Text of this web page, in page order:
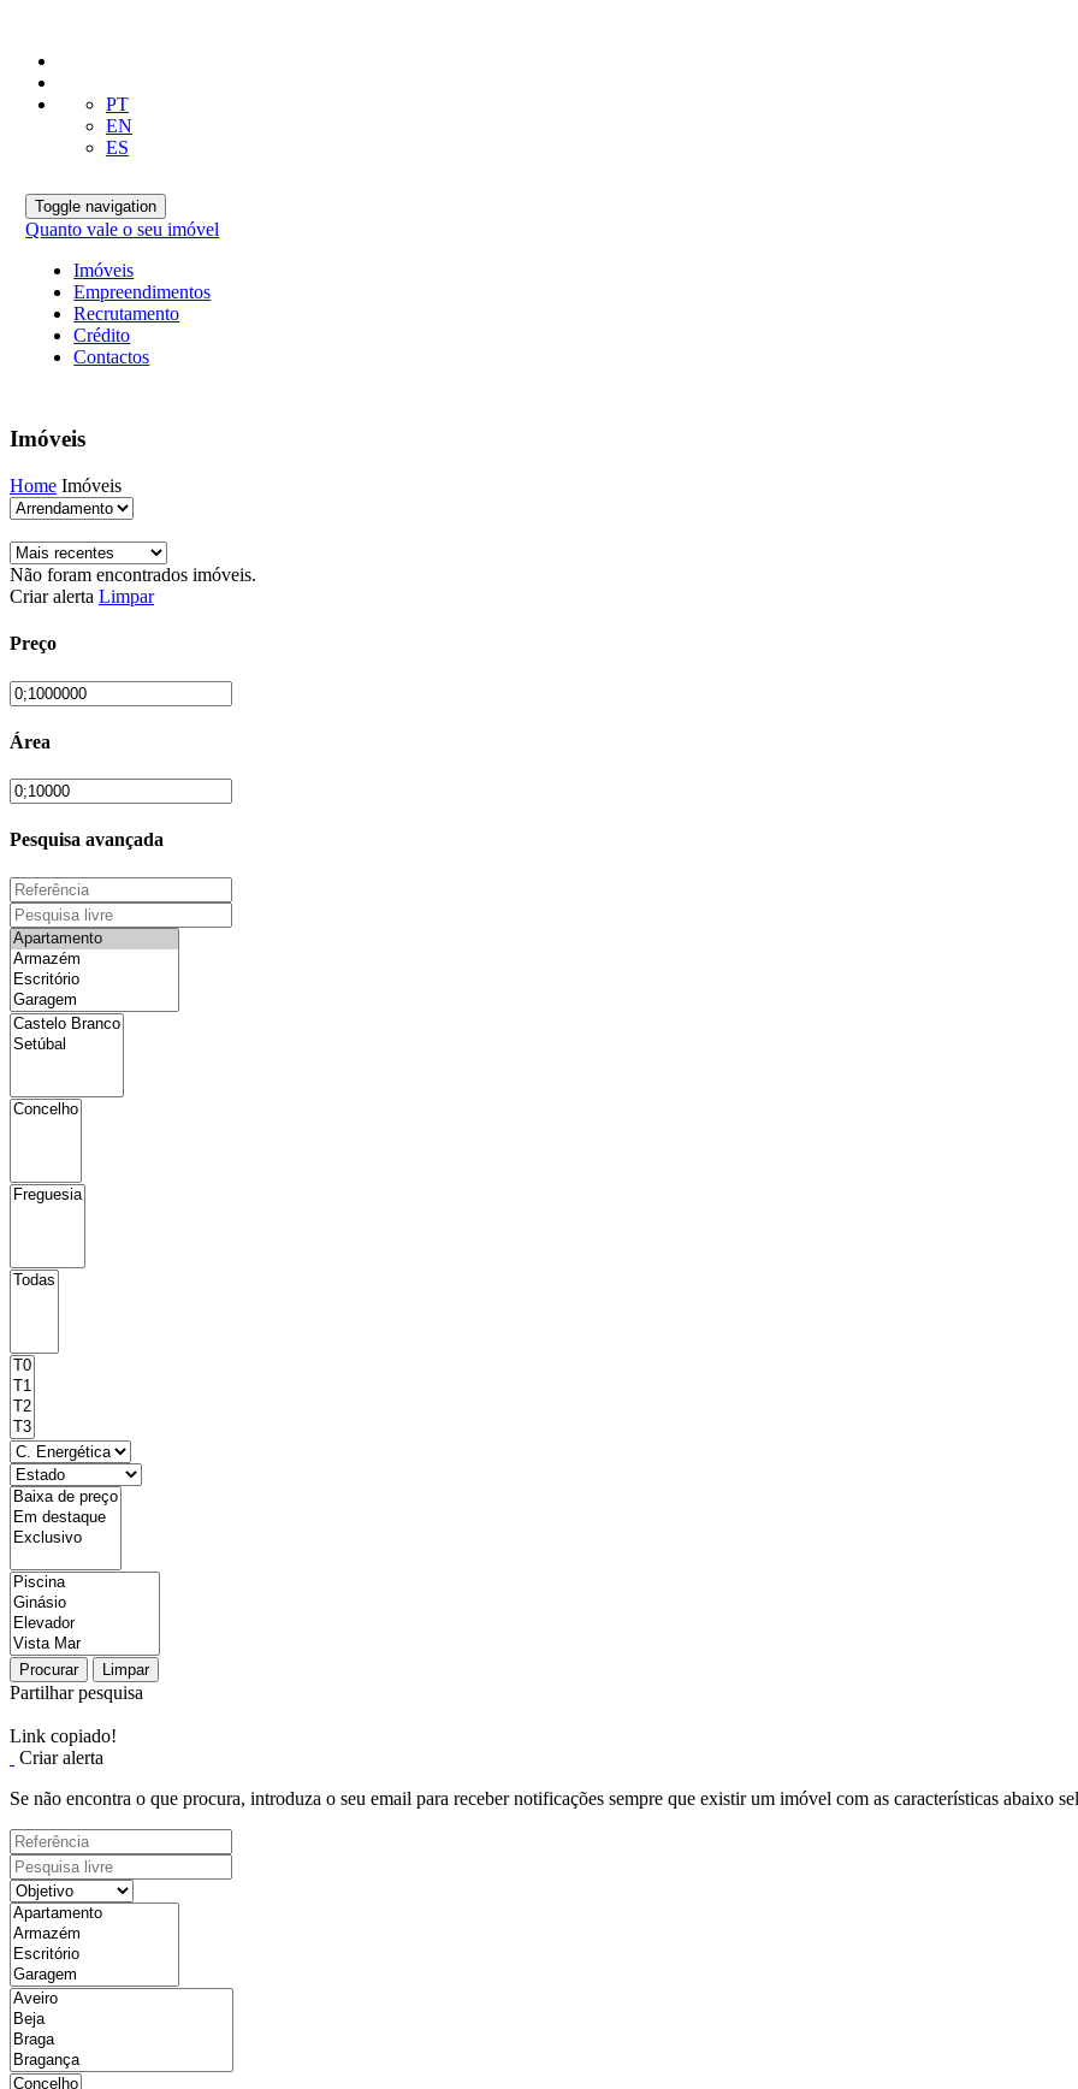
PT
EN
ES
Toggle navigation
Quanto vale o seu imóvel
Imóveis
Empreendimentos
Recrutamento
Crédito
Contactos
Imóveis
Home Imóveis
Não foram encontrados imóveis.
Criar alerta Limpar
Preço
Área
Pesquisa avançada
Procurar Limpar
Partilhar pesquisa
Link copiado!
Criar alerta
Se não encontra o que procura, introduza o seu email para receber notificações sempre que existir um imóvel com as características abaixo